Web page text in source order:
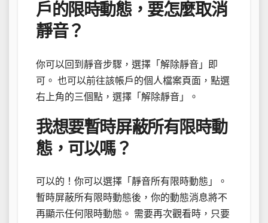
戶的限時動態，要怎麼取消
靜音？
你可以回到靜音步驟，選擇「解除靜音」即
可。 也可以前往該帳戶的個人檔案頁面，點選
右上角的三個點，選擇「解除靜音」。
我想要暫時屏蔽所有限時動
態，可以嗎？
可以的！你可以選擇「靜音所有限時動態」。
暫時屏蔽所有限時動態後，你的動態消息將不
再顯示任何限時動態。 需要再次觀看時，只要